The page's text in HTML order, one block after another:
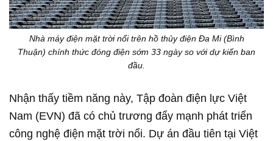
Nhà máy điện mặt trời nổi trên hồ thủy điện Đa Mi (Bình
Thuận) chính thức đóng điện sớm 33 ngày so với dự kiến ban
đầu.
Nhận thấy tiềm năng này, Tập đoàn điện lực Việt
Nam (EVN) đã có chủ trương đẩy mạnh phát triển
công nghệ điện mặt trời nổi. Dự án đầu tiên tại Việt